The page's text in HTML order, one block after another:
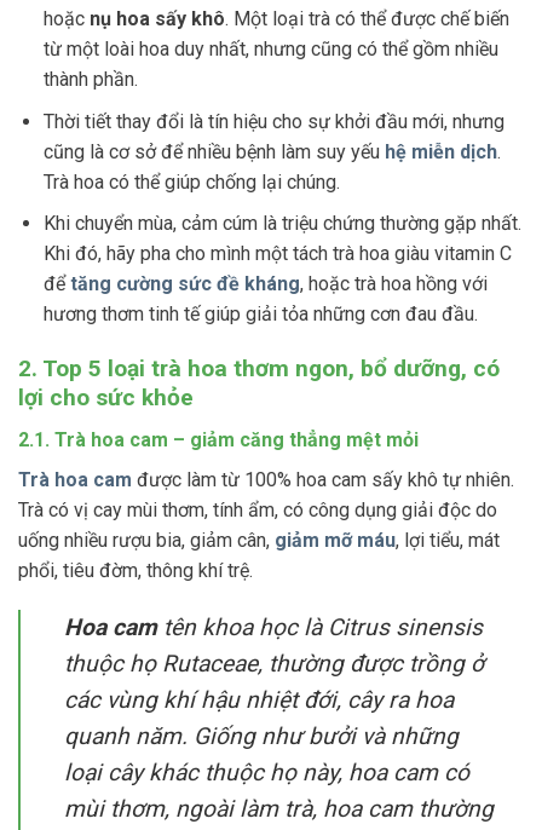
hoặc nụ hoa sấy khô. Một loại trà có thể được chế biến
từ một loài hoa duy nhất, nhưng cũng có thể gồm nhiều
thành phần.
Thời tiết thay đổi là tín hiệu cho sự khởi đầu mới, nhưng
cũng là cơ sở để nhiều bệnh làm suy yếu hệ miễn dịch.
Trà hoa có thể giúp chống lại chúng.
Khi chuyển mùa, cảm cúm là triệu chứng thường gặp nhất.
Khi đó, hãy pha cho mình một tách trà hoa giàu vitamin C
đểtăng cường sức đề kháng, hoặc trà hoa hồng với
hương thơm tinh tế giúp giải tỏa những cơn đau đầu.
2. Top 5 loại trà hoa thơm ngon, bổ dưỡng, có
lợi cho sức khỏe
2.1. Trà hoa cam – giảm căng thẳng mệt mỏi
Trà hoa cam được làm từ 100% hoa cam sấy khô tự nhiên.
Trà có vị cay mùi thơm, tính ẩm, có công dụng giải độc do
uống nhiều rượu bia, giảm cân, giảm mỡ máu, lợi tiểu, mát
phổi, tiêu đờm, thông khí trệ.
Hoa camtên khoa học là Citrus sinensis
thuộc họ Rutaceae, thường được trồng ở
các vùng khí hậu nhiệt đới, cây ra hoa
quanh năm. Giống như bưởi và những
loại cây khác thuộc họ này, hoa cam có
mùi thơm, ngoài làm trà, hoa cam thường